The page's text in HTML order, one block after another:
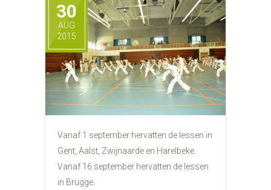
30
AUG
2015
Vanaf 1 september hervatten de lessen in
Gent, Aalst, Zwijnaarde en Harelbeke.
Vanaf 16 september hervatten de lessen
in Brugge.